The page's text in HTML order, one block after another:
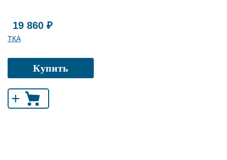
19 860 ₽
ТКА
Купить
+